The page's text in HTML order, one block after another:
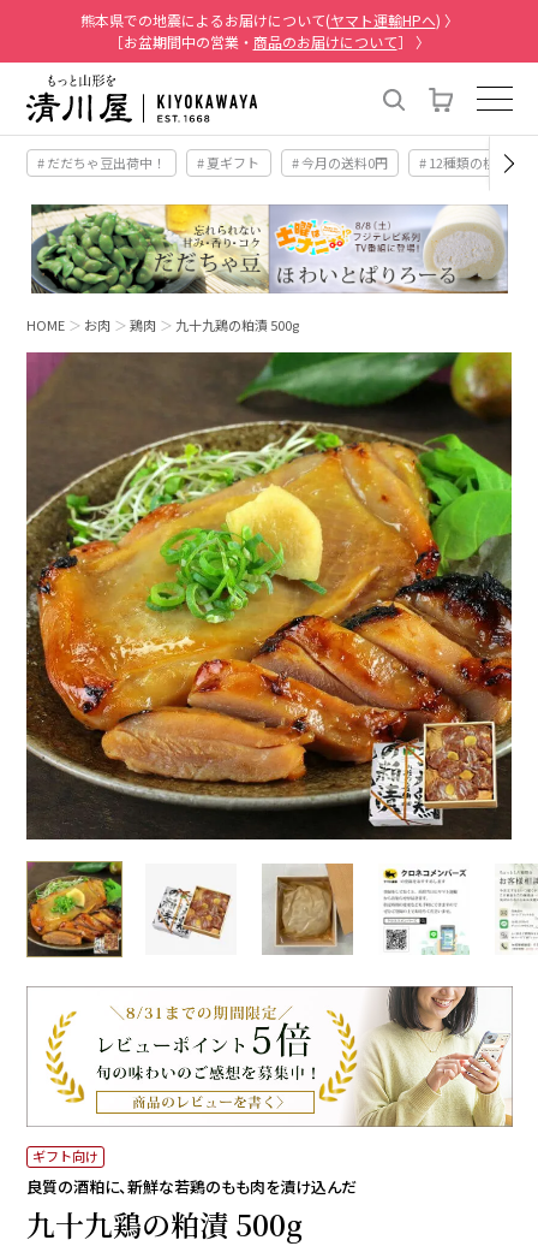
熊本県での地震によるお届けについて(ヤマト運輸HPへ) 〉
［お盆期間中の営業・ 商品のお届けについて］ 〉
# だだちゃ豆出荷中！ # 夏ギフト # 今月の送料0円 # 12種類の桃
HOME お肉 鶏肉 九十九鶏の粕漬 500g
ギフト向け
良質の酒粕に、新鮮な若鶏のもも肉を漬け込んだ
九十九鶏の粕漬 500g